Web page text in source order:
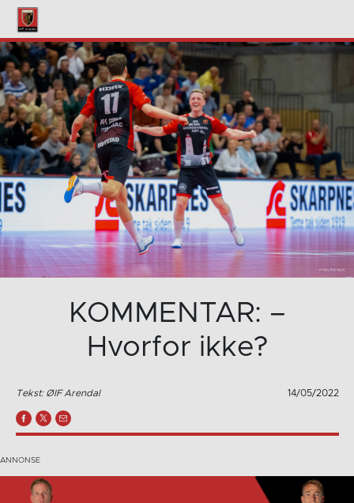
KOMMENTAR: –
Hvorfor ikke?
Tekst: ØIF Arendal 14/05/2022